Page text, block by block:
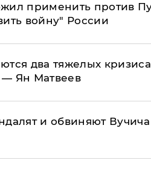
применить против
войну" России
два тяжелых
— Ян Матвеев
и обвиняют Вучича